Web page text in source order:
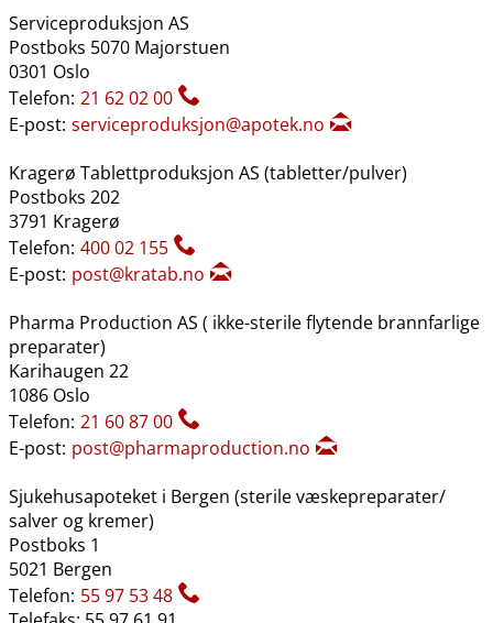
Serviceproduksjon AS
Postboks 5070 Majorstuen
0301 Oslo
Telefon: 21 62 02 00
E-post: serviceproduksjon@apotek.no
Kragerø Tablettproduksjon AS (tabletter​/​pulver)
Postboks 202
3791 Kragerø
Telefon: 400 02 155
E-post: post@kratab.no
Pharma Production AS ( ikke-sterile flytende brannfarlige
preparater)
Karihaugen 22
1086 Oslo
Telefon: 21 60 87 00
E-post: post@pharmaproduction.no
Sjukehusapoteket i Bergen (sterile væskepreparater​/​
salver og kremer)
Postboks 1
5021 Bergen
Telefon: 55 97 53 48